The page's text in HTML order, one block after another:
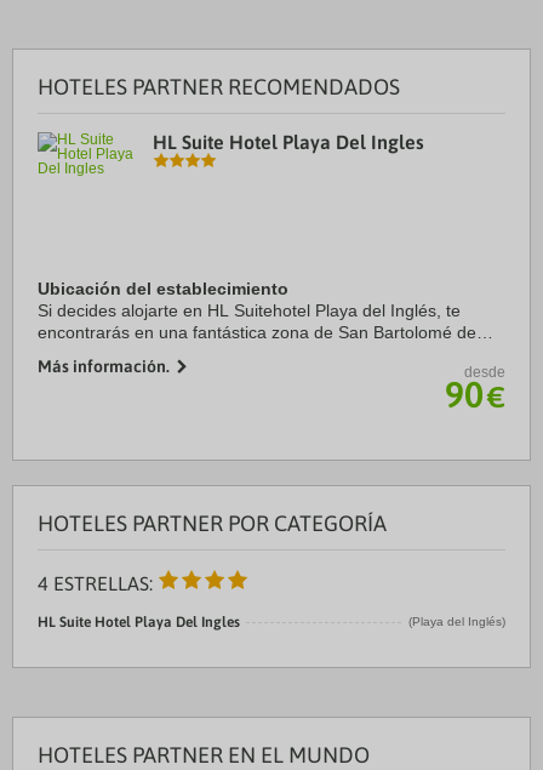
HOTELES PARTNER RECOMENDADOS
HL Suite Hotel Playa Del Ingles
Ubicación del establecimiento
Si decides alojarte en HL Suitehotel Playa del Inglés, te
encontrarás en una fantástica zona de San Bartolomé de
Playa del Inglés y a 14 de ...
Más información. desde
90€
HOTELES PARTNER POR CATEGORÍA
4 ESTRELLAS:
HL Suite Hotel Playa Del Ingles (Playa del Inglés)
HOTELES PARTNER EN EL MUNDO